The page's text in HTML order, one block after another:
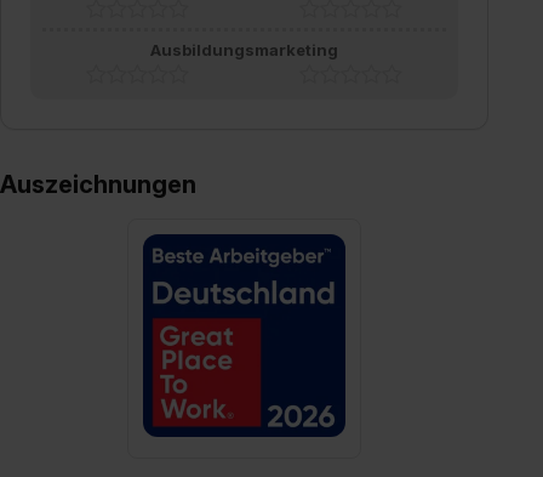
Ausbildungsmarketing
Auszeichnungen